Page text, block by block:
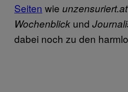
Seiten wie unzensuriert.at
Wochenblick und
dabei noch zu den